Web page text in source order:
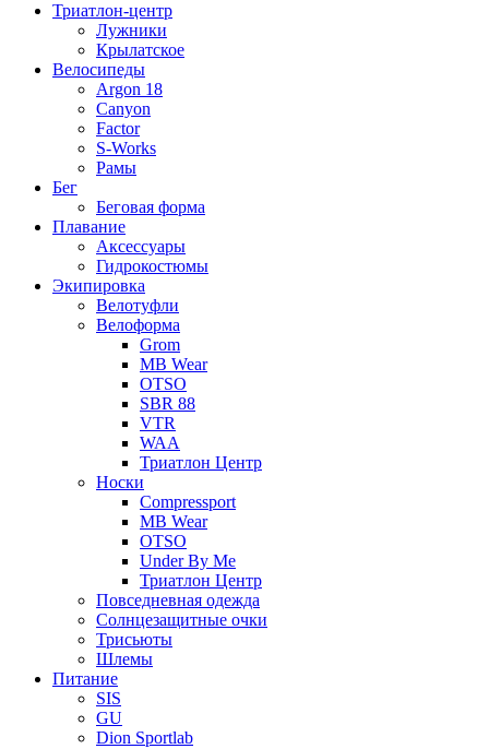
Триатлон-центр
Лужники
Крылатское
Велосипеды
Argon 18
Canyon
Factor
S-Works
Рамы
Бег
Беговая форма
Плавание
Аксессуары
Гидрокостюмы
Экипировка
Велотуфли
Велоформа
Grom
MB Wear
OTSO
SBR 88
VTR
WAA
Триатлон Центр
Носки
Compressport
MB Wear
OTSO
Under By Me
Триатлон Центр
Повседневная одежда
Солнцезащитные очки
Трисьюты
Шлемы
Питание
SIS
GU
Dion Sportlab